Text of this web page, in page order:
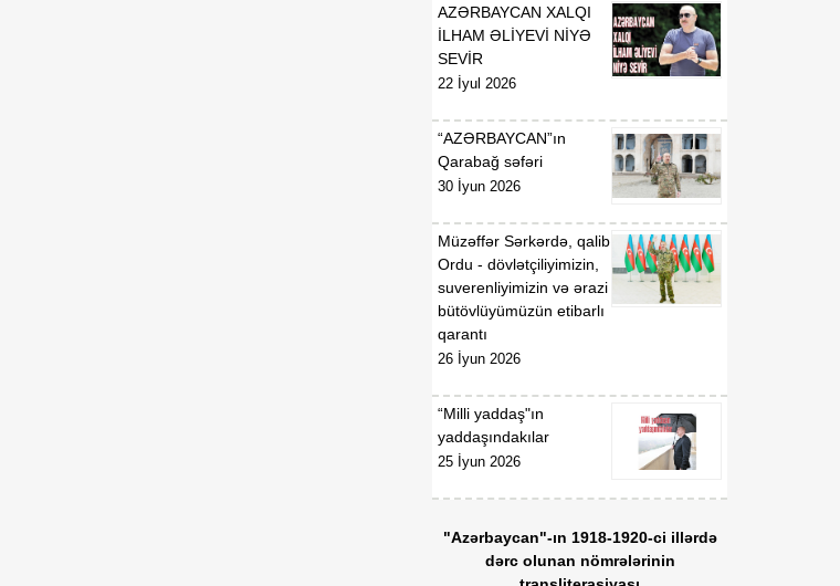
AZƏRBAYCAN XALQI
İLHAM ƏLİYEVİ NİYƏ
SEVİR
22 İyul 2026
“AZƏRBAYCAN”ın
Qarabağ səfəri
30 İyun 2026
Müzəffər Sərkərdə, qalib
Ordu - dövlətçiliyimizin,
suverenliyimizin və ərazi
bütövlüyümüzün etibarlı
qarantı
26 İyun 2026
“Milli yaddaş"ın
yaddaşındakılar
25 İyun 2026
"Azərbaycan"-ın 1918-1920-ci illərdə
dərc olunan nömrələrinin